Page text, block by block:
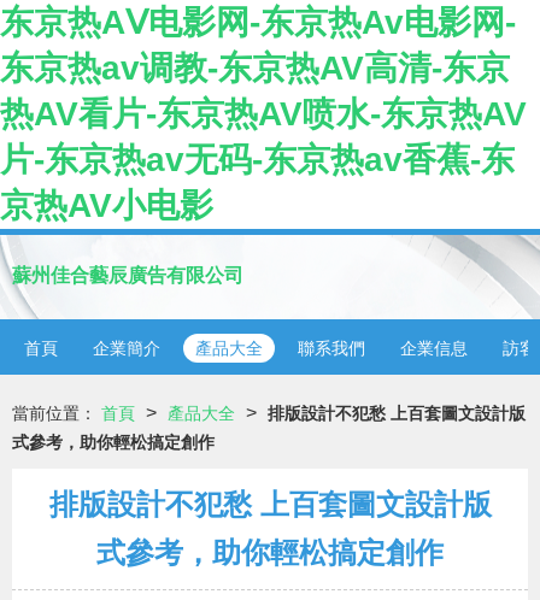
东京热AⅤ电影网-东京热Av电影网-
东京热av调教-东京热AV高清-东京
热AV看片-东京热AV喷水-东京热AV
片-东京热av无码-东京热av香蕉-东
京热AV小电影
蘇州佳合藝辰廣告有限公司
首頁 企業簡介 產品大全 聯系我們 企業信息 訪客
當前位置： 首頁 > 產品大全 > 排版設計不犯愁 上百套圖文設計版
式參考，助你輕松搞定創作
排版設計不犯愁 上百套圖文設計版
式參考，助你輕松搞定創作